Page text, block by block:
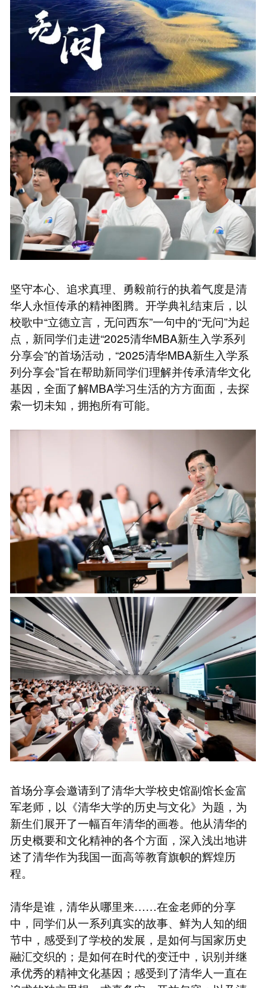
坚守本心、追求真理、勇毅前行的执着气度是清
华人永恒传承的精神图腾。开学典礼结束后，以
校歌中“立德立言，无问西东”一句中的“无问”为起
点，新同学们走进“2025清华MBA新生入学系列
分享会”的首场活动，“2025清华MBA新生入学系
列分享会”旨在帮助新同学们理解并传承清华文化
基因，全面了解MBA学习生活的方方面面，去探
索一切未知，拥抱所有可能。
首场分享会邀请到了清华大学校史馆副馆长金富
军老师，以《清华大学的历史与文化》为题，为
新生们展开了一幅百年清华的画卷。他从清华的
历史概要和文化精神的各个方面，深入浅出地讲
述了清华作为我国一面高等教育旗帜的辉煌历
程。
清华是谁，清华从哪里来……在金老师的分享
中，同学们从一系列真实的故事、鲜为人知的细
节中，感受到了学校的发展，是如何与国家历史
融汇交织的；是如何在时代的变迁中，识别并继
承优秀的精神文化基因；感受到了清华人一直在